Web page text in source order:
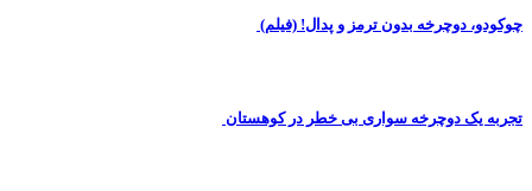
چوکودو، دوچرخه بدون ترمز و پدال! (فیلم)
تجربه یک دوچرخه سواری بی خطر در کوهستان